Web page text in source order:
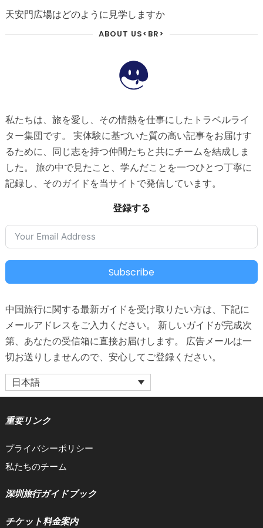
天安門広場はどのように見学しますか
ABOUT US<BR>
私たちは、旅を愛し、その情熱を仕事にしたトラベルライ
ター集団です。 実体験に基づいた質の高い記事をお届けす
るために、同じ志を持つ仲間たちと共にチームを結成しま
した。 旅の中で見たこと、学んだことを一つひとつ丁寧に
記録し、そのガイドを当サイトで発信しています。
登録する
Subscribe
中国旅行に関する最新ガイドを受け取りたい方は、下記に
メールアドレスをご入力ください。 新しいガイドが完成次
第、あなたの受信箱に直接お届けします。 広告メールは一
切お送りしませんので、安心してご登録ください。
日本語
重要リンク
プライバシーポリシー
私たちのチーム
深圳旅行ガイドブック
チケット料金案内